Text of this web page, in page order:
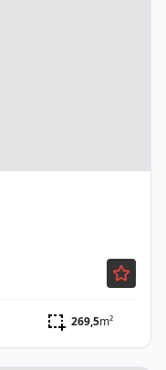
269,5m²